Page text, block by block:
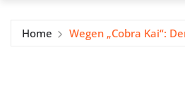
Home Wegen „Cobra Kai“: